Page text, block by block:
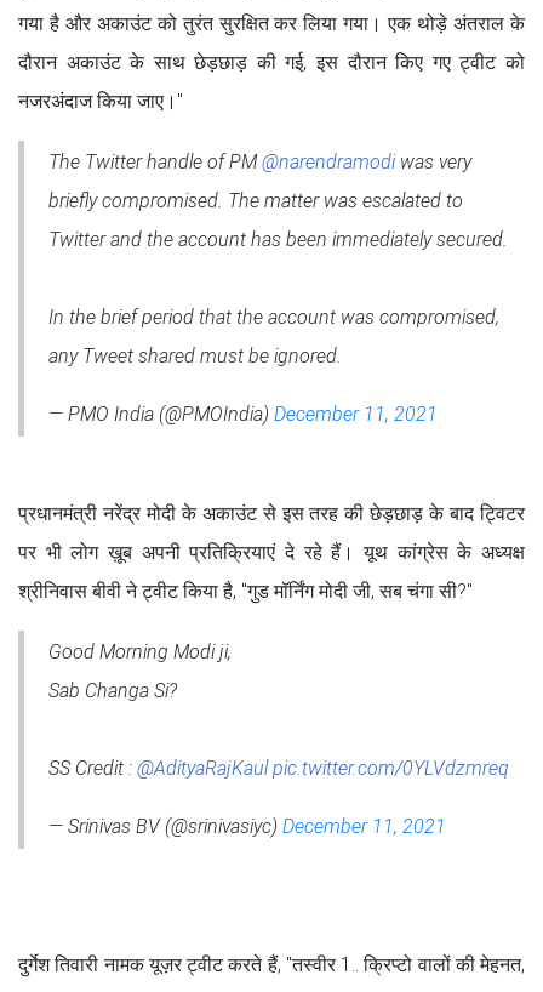
गया है और अकाउंट को तुरंत सुरक्षित कर लिया गया। एक थोड़े अंतराल के
दौरान अकाउंट के साथ छेड़छाड़ की गई, इस दौरान किए गए ट्वीट को
नजरअंदाज किया जाए।"
The Twitter handle of PM@narendramodiwas very
briefly compromised. The matter was escalated to
Twitter and the account has been immediately secured.
In the brief period that the account was compromised,
any Tweet shared must be ignored.
— PMO India (@PMOIndia) December 11, 2021
प्रधानमंत्री नरेंद्र मोदी के अकाउंट से इस तरह की छेड़छाड़ के बाद ट्विटर
पर भी लोग ख़ूब अपनी प्रतिक्रियाएं दे रहे हैं। यूथ कांग्रेस के अध्यक्ष
श्रीनिवास बीवी ने ट्वीट किया है, "गुड मॉर्निंग मोदी जी, सब चंगा सी?"
Good Morning Modi ji,
Sab Changa Si?
SS Credit : @AdityaRajKaul pic.twitter.com/0YLVdzmreq
— Srinivas BV (@srinivasiyc) December 11, 2021
दुर्गेश तिवारी नामक यूज़र ट्वीट करते हैं, "तस्वीर 1.. क्रिप्टो वालों की मेहनत,